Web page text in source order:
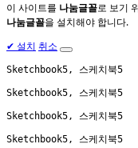
이 사이트를 나눔글꼴로 보기
나눔글꼴을 설치해야 합니다.
✔ 설치 취소
Sketchbook5, 스케치북5
Sketchbook5, 스케치북5
Sketchbook5, 스케치북5
Sketchbook5, 스케치북5